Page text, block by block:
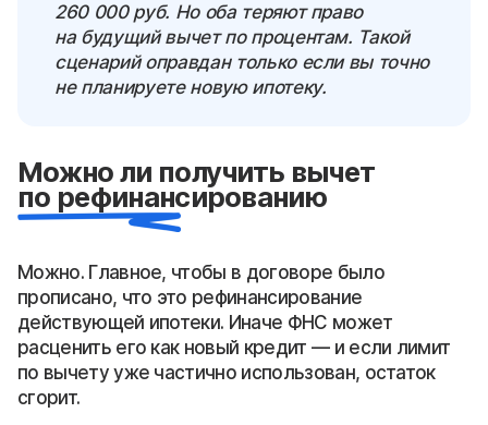
260 000 руб. Но оба теряют право
на будущий вычет по процентам. Такой
сценарий оправдан только если вы точно
не планируете новую ипотеку.
Можно ли получить вычет
по рефинансированию
Можно. Главное, чтобы в договоре было
прописано, что это рефинансирование
действующей ипотеки. Иначе ФНС может
расценить его как новый кредит — и если лимит
по вычету уже частично использован, остаток
сгорит.